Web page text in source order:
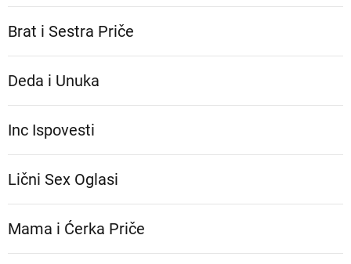
Brat i Sestra Priče
Deda i Unuka
Inc Ispovesti
Lični Sex Oglasi
Mama i Ćerka Priče